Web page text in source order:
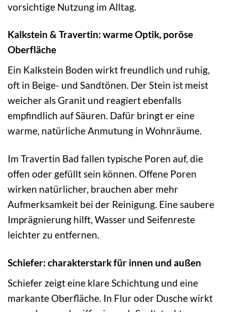
vorsichtige Nutzung im Alltag.
Kalkstein & Travertin: warme Optik, poröse
Oberfläche
Ein Kalkstein Boden wirkt freundlich und ruhig,
oft in Beige- und Sandtönen. Der Stein ist meist
weicher als Granit und reagiert ebenfalls
empfindlich auf Säuren. Dafür bringt er eine
warme, natürliche Anmutung in Wohnräume.
Im Travertin Bad fallen typische Poren auf, die
offen oder gefüllt sein können. Offene Poren
wirken natürlicher, brauchen aber mehr
Aufmerksamkeit bei der Reinigung. Eine saubere
Imprägnierung hilft, Wasser und Seifenreste
leichter zu entfernen.
Schiefer: charakterstark für innen und außen
Schiefer zeigt eine klare Schichtung und eine
markante Oberfläche. In Flur oder Dusche wirkt